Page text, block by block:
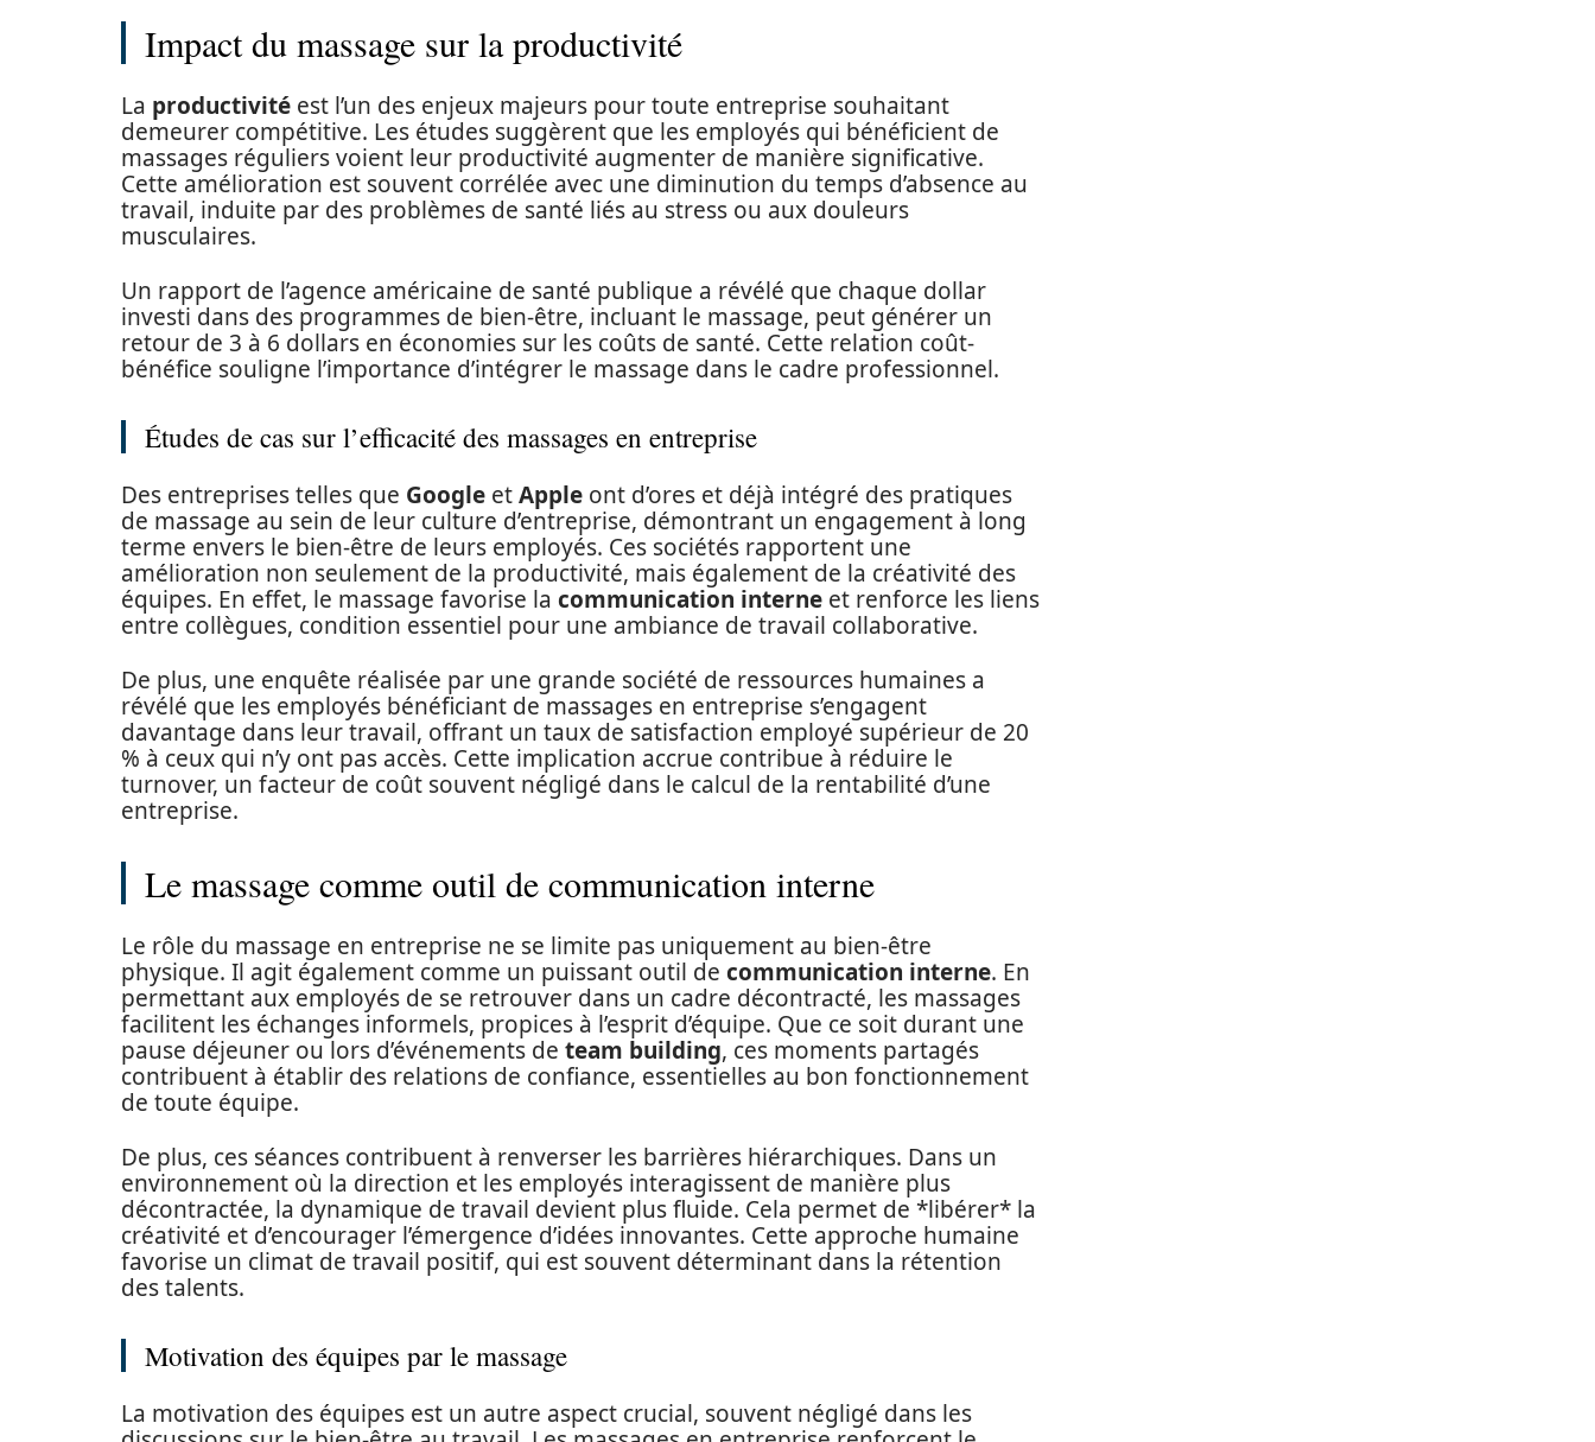
Impact du massage sur la productivité
La productivité est l’un des enjeux majeurs pour toute entreprise souhaitant
demeurer compétitive. Les études suggèrent que les employés qui bénéficient de
massages réguliers voient leur productivité augmenter de manière significative.
Cette amélioration est souvent corrélée avec une diminution du temps d’absence au
travail, induite par des problèmes de santé liés au stress ou aux douleurs
musculaires.
Un rapport de l’agence américaine de santé publique a révélé que chaque dollar
investi dans des programmes de bien-être, incluant le massage, peut générer un
retour de 3 à 6 dollars en économies sur les coûts de santé. Cette relation coût-
bénéfice souligne l’importance d’intégrer le massage dans le cadre professionnel.
Études de cas sur l’efficacité des massages en entreprise
Des entreprises telles que Google etApple ont d’ores et déjà intégré des pratiques
de massage au sein de leur culture d’entreprise, démontrant un engagement à long
terme envers le bien-être de leurs employés. Ces sociétés rapportent une
amélioration non seulement de la productivité, mais également de la créativité des
équipes. En effet, le massage favorise la communication interne et renforce les liens
entre collègues, condition essentiel pour une ambiance de travail collaborative.
De plus, une enquête réalisée par une grande société de ressources humaines a
révélé que les employés bénéficiant de massages en entreprise s’engagent
davantage dans leur travail, offrant un taux de satisfaction employé supérieur de 20
% à ceux qui n’y ont pas accès. Cette implication accrue contribue à réduire le
turnover, un facteur de coût souvent négligé dans le calcul de la rentabilité d’une
entreprise.
Le massage comme outil de communication interne
Le rôle du massage en entreprise ne se limite pas uniquement au bien-être
physique. Il agit également comme un puissant outil de communication interne. En
permettant aux employés de se retrouver dans un cadre décontracté, les massages
facilitent les échanges informels, propices à l’esprit d’équipe. Que ce soit durant une
pause déjeuner ou lors d’événements de team building, ces moments partagés
contribuent à établir des relations de confiance, essentielles au bon fonctionnement
de toute équipe.
De plus, ces séances contribuent à renverser les barrières hiérarchiques. Dans un
environnement où la direction et les employés interagissent de manière plus
décontractée, la dynamique de travail devient plus fluide. Cela permet de *libérer* la
créativité et d’encourager l’émergence d’idées innovantes. Cette approche humaine
favorise un climat de travail positif, qui est souvent déterminant dans la rétention
des talents.
Motivation des équipes par le massage
La motivation des équipes est un autre aspect crucial, souvent négligé dans les